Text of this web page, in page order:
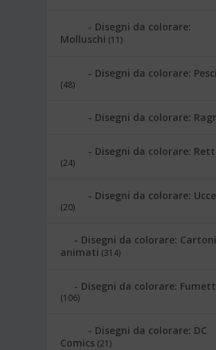
Disegni da colorare:
Molluschi (11)
Disegni da colorare: Pesci
(48)
Disegni da colorare:
Disegni da colorare:
(24)
Disegni da colorare:
(20)
Disegni da colorare: Cartoni
animati (314)
Disegni da colorare:
(106)
Disegni da colorare: DC
Comics (21)